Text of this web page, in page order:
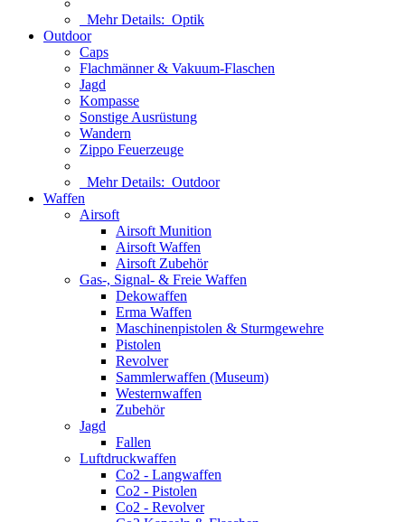
Mehr Details: Optik
Outdoor
Caps
Flachmänner & Vakuum-Flaschen
Jagd
Kompasse
Sonstige Ausrüstung
Wandern
Zippo Feuerzeuge
Mehr Details: Outdoor
Waffen
Airsoft
Airsoft Munition
Airsoft Waffen
Airsoft Zubehör
Gas-, Signal- & Freie Waffen
Dekowaffen
Erma Waffen
Maschinenpistolen & Sturmgewehre
Pistolen
Revolver
Sammlerwaffen (Museum)
Westernwaffen
Zubehör
Jagd
Fallen
Luftdruckwaffen
Co2 - Langwaffen
Co2 - Pistolen
Co2 - Revolver